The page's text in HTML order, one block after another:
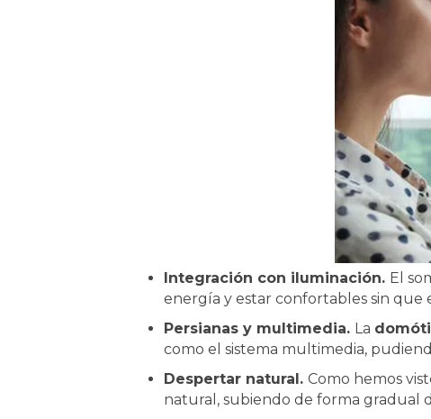
Integración con iluminación. El
energía y estar confortables sin que
Persianas y multimedia. La
como el sistema multimedia,
Despertar natural. Como hemos
natural, subiendo de forma gradual